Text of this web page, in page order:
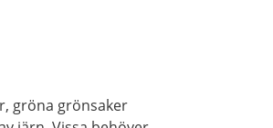
gröna grönsaker